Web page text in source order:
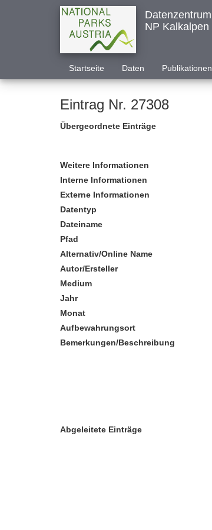
Datenzentrum
NP Kalkalpen
Startseite Daten Publikationen
Eintrag Nr. 27308
Übergeordnete Einträge
Weitere Informationen
Interne Informationen
Externe Informationen
Datentyp
Dateiname
Pfad
Alternativ/Online Name
Autor/Ersteller
Medium
Jahr
Monat
Aufbewahrungsort
Bemerkungen/Beschreibung
Abgeleitete Einträge